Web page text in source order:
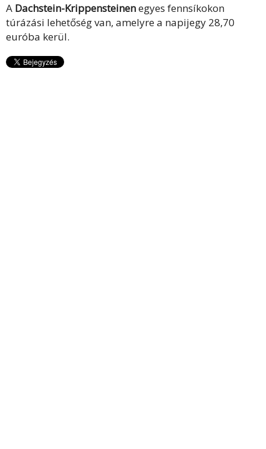
A Dachstein-Krippensteinenegyes fennsíkokon
túrázási lehetőség van, amelyre a napijegy 28,70
euróba kerül.